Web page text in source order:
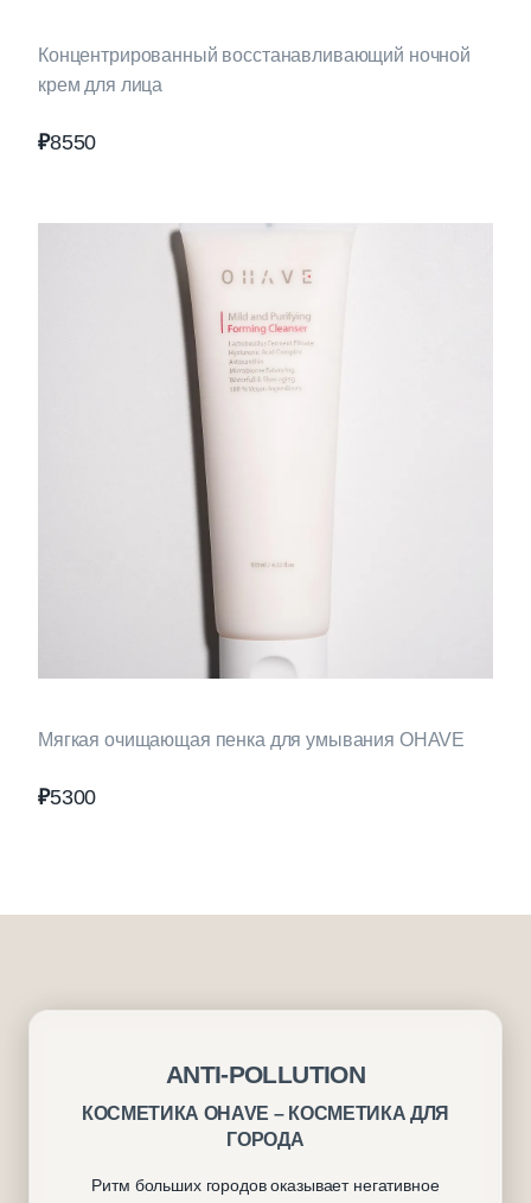
Концентрированный восстанавливающий ночной
крем для лица
₽8550
Мягкая очищающая пенка для умывания OHAVE
₽5300
ANTI-POLLUTION
КОСМЕТИКА OHAVE – КОСМЕТИКА ДЛЯ
ГОРОДА
Ритм больших городов оказывает негативное